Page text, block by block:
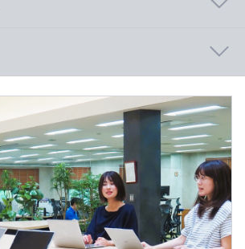
別研修
選択
男性：318名 女性：122名）
在
800万円の場合〉
円
万円
（14時間／月）を含みます。
し残業代）制ではありません。残業代
す
のうえ、当社規定により決定します。